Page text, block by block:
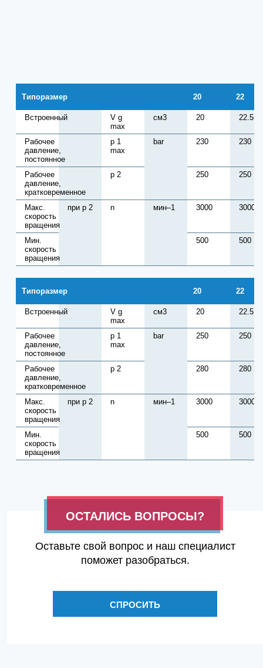
Типоразмер 20 22
Встроенный
V g
max
см3 20 22.5
Рабочее
давление,
постоянное
p 1
max
bar 230 230
Рабочее
давление,
кратковременное
p 2 250 250
Макс.
скорость
вращения
при p 2 n мин–1 3000 3000
Мин.
скорость
вращения
500 500
Типоразмер 20 22
Встроенный
V g
max
см3 20 22.5
Рабочее
давление,
постоянное
p 1
max
bar 250 250
Рабочее
давление,
кратковременное
p 2 280 280
Макс.
скорость
вращения
при p 2 n мин–1 3000 3000
Мин.
скорость
вращения
500 500
ОСТАЛИСЬ ВОПРОСЫ?
Оставьте свой вопрос и наш специалист
поможет разобраться.
СПРОСИТЬ